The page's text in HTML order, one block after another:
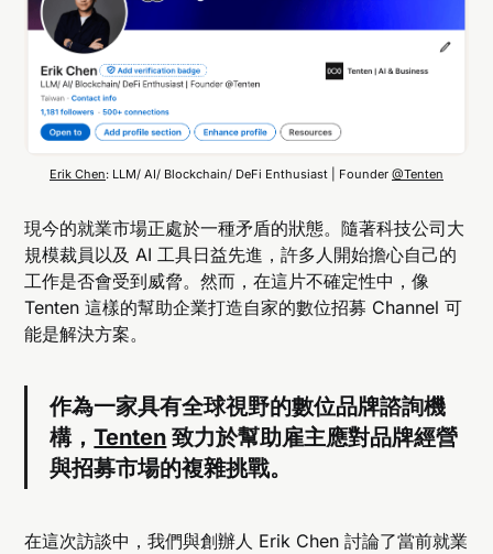
Erik Chen: LLM/ AI/ Blockchain/ DeFi Enthusiast | Founder @Tenten
現今的就業市場正處於一種矛盾的狀態。隨著科技公司大
規模裁員以及 AI 工具日益先進，許多人開始擔心自己的
工作是否會受到威脅。然而，在這片不確定性中，像
Tenten 這樣的幫助企業打造自家的數位招募 Channel 可
能是解決方案。
作為一家具有全球視野的數位品牌諮詢機
構，Tenten 致力於幫助雇主應對品牌經營
與招募市場的複雜挑戰。
在這次訪談中，我們與創辦人 Erik Chen 討論了當前就業